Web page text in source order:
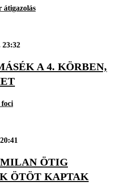
átigazolás
23:32
A 4. KÖRBEN,
foci
ÖTIG
ÖTÖT KAPTAK